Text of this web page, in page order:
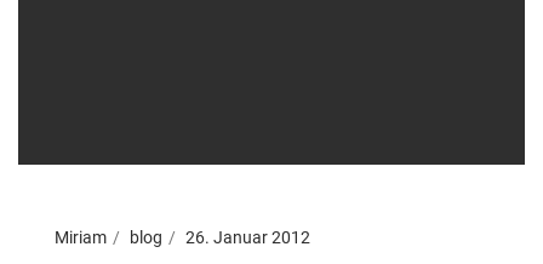
Miriam blog 26. Januar 2012